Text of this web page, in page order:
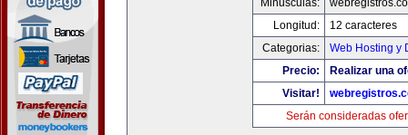
Minusculas:
Longitud:
12 caracteres
Categorias:
Web Hosting y
Precio:
Realizar una
Visitar!
Serán consideradas